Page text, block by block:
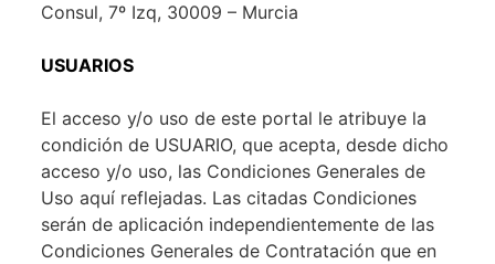
Consul, 7º Izq, 30009 – Murcia
USUARIOS
El acceso y/o uso de este portal le atribuye la
condición de USUARIO, que acepta, desde dicho
acceso y/o uso, las Condiciones Generales de
Uso aquí reflejadas. Las citadas Condiciones
serán de aplicación independientemente de las
Condiciones Generales de Contratación que en